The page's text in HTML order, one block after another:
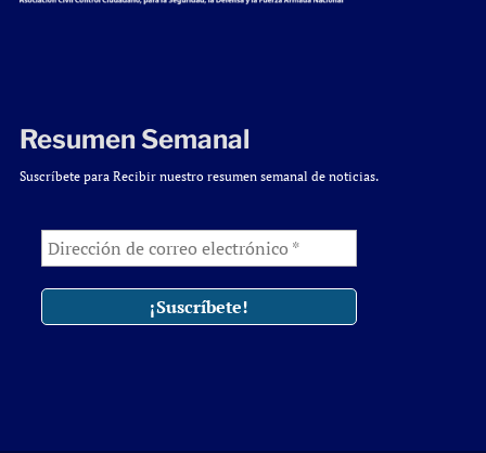
Resumen Semanal
Suscríbete para Recibir nuestro resumen semanal de noticias.